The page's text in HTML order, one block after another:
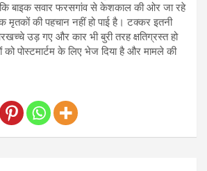
कि बाइक सवार फरसगांव से केशकाल की ओर जा रहे
की पहचान नहीं हो पाई है। टक्कर इतनी
उड़ गए और कार भी बुरी तरह क्षतिग्रस्त हो
को पोस्टमार्टम के लिए भेज दिया है और मामले की